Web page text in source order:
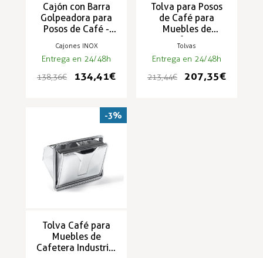
Cajón con Barra
Golpeadora para
Posos de Café -
Cajones INOX
Entrega en 24/48h
138,36 €
134,41 €
Tolva para Posos
de Café para
Muebles de
Cafetero
(354x276) AG-12
Tolvas
Entrega en 24/48h
213,44 €
207,35 €
Tolva Café para
Muebles de
Cafetera Industrial
-3%